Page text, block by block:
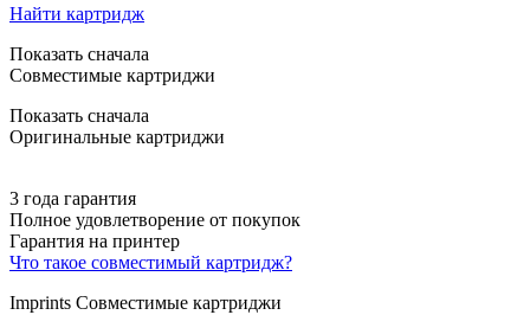
Найти картридж
Показать сначала
Совместимые картриджи
Показать сначала
Оригинальные картриджи
3 года гарантия
Полное удовлетворение от покупок
Гарантия на принтер
Что такое совместимый картридж?
Imprints Совместимые картриджи